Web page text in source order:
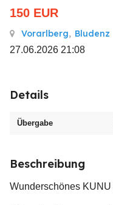
150 EUR
Vorarlberg, Bludenz
27.06.2026 21:08
Details
Übergabe
Beschreibung
Wunderschönes